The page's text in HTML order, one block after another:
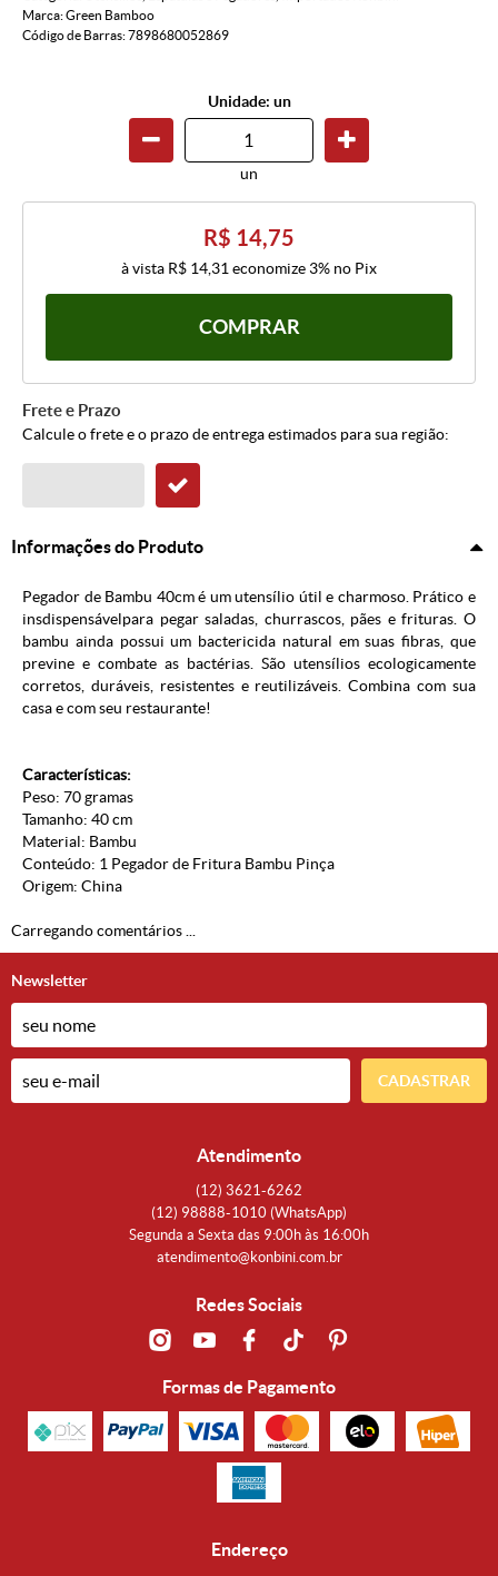
Marca:Green Bamboo
Código de Barras:7898680052869
Unidade: un
un
R$ 14,75
à vista R$ 14,31 economize 3% no Pix
COMPRAR
Frete e Prazo
Calcule o frete e o prazo de entrega estimados para sua região:
Informações do Produto
Pegador de Bambu 40cm é um utensílio útil e charmoso. Prático e
insdispensávelpara pegar saladas, churrascos, pães e frituras. O
bambu ainda possui um bactericida natural em suas fibras, que
previne e combate as bactérias. São utensílios ecologicamente
corretos, duráveis, resistentes e reutilizáveis. Combina com sua
casa e com seu restaurante!
Características:
Peso: 70 gramas
Tamanho: 40 cm
Material: Bambu
Conteúdo: 1 Pegador de Fritura Bambu Pinça
Origem: China
Carregando comentários ...
Newsletter
CADASTRAR
Atendimento
(12) 3621-6262
(12) 98888-1010 (WhatsApp)
Segunda a Sexta das 9:00h às 16:00h
atendimento@konbini.com.br
Redes Sociais
Formas de Pagamento
Endereço